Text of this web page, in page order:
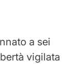
a sei
vigilata